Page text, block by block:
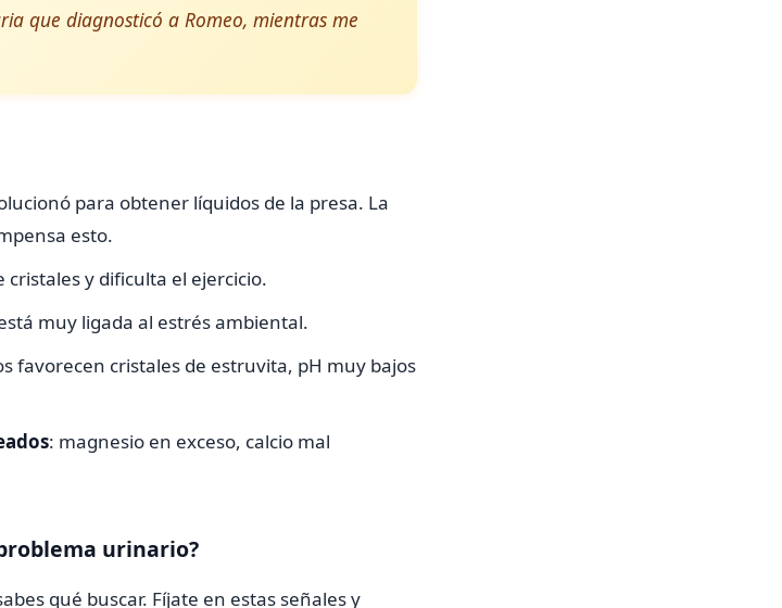
que diagnosticó a Romeo, mientras me
para obtener líquidos de la presa. La
esto.
y dificulta el ejercicio.
muy ligada al estrés ambiental.
favorecen cristales de estruvita, pH muy bajos
: magnesio en exceso, calcio mal
urinario?
qué buscar. Fíjate en estas señales y